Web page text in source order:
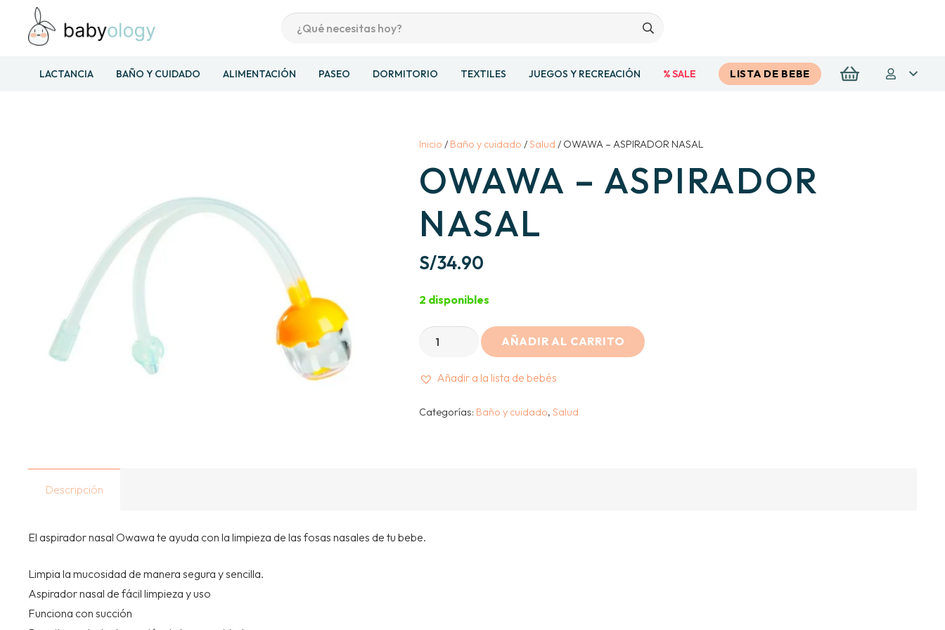
LACTANCIA BAÑO Y CUIDADO ALIMENTACIÓN PASEO DORMITORIO TEXTILES JUEGOS Y RECREACIÓN % SALE LISTA DE BEBE
Inicio / Baño y cuidado /Salud / OWAWA – ASPIRADOR NASAL
OWAWA – ASPIRADOR
NASAL
S/34.90
2 disponibles
OWAWA
ASPIRADOR
cantidad
AÑADIR AL CARRITO
Añadir a la lista de bebés
Categorías: Baño y cuidado,Salud
Descripción
El aspirador nasal Owawa te ayuda con la limpieza de las fosas nasales de tu bebe.
Limpia la mucosidad de manera segura y sencilla.
Aspirador nasal de fácil limpieza y uso
Funciona con succión